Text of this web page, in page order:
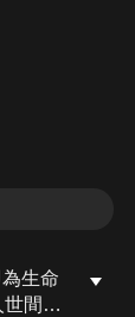
生命
間的